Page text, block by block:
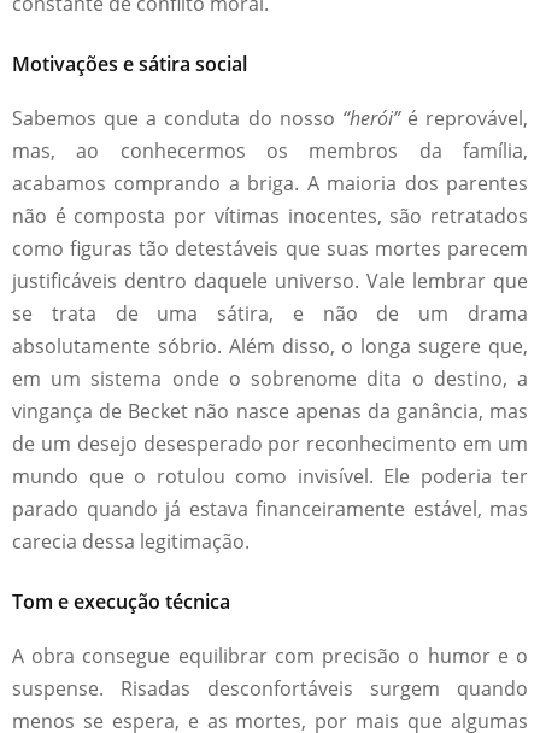
Motivações e sátira social
Sabemos que a conduta do nosso “herói”é reprovável,
mas, ao conhecermos os membros da família,
acabamos comprando a briga. A maioria dos parentes
não é composta por vítimas inocentes, são retratados
como figuras tão detestáveis que suas mortes parecem
justificáveis dentro daquele universo. Vale lembrar que
se trata de uma sátira, e não de um drama
absolutamente sóbrio. Além disso, o longa sugere que,
em um sistema onde o sobrenome dita o destino, a
vingança de Becket não nasce apenas da ganância, mas
de um desejo desesperado por reconhecimento em um
mundo que o rotulou como invisível. Ele poderia ter
parado quando já estava financeiramente estável, mas
carecia dessa legitimação.
Tom e execução técnica
A obra consegue equilibrar com precisão o humor e o
suspense. Risadas desconfortáveis surgem quando
menos se espera, e as mortes, por mais que algumas